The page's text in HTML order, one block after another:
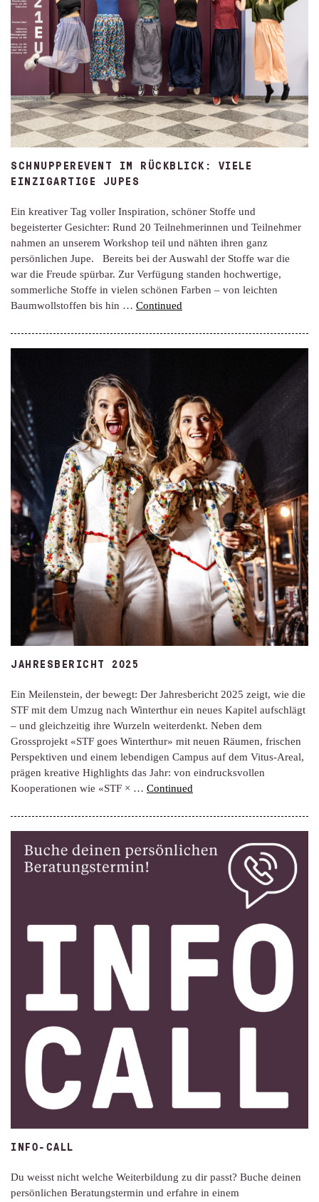
SCHNUPPEREVENT IM RÜCKBLICK: VIELE
EINZIGARTIGE JUPES
Ein kreativer Tag voller Inspiration, schöner Stoffe und
begeisterter Gesichter: Rund 20 Teilnehmerinnen und Teilnehmer
nahmen an unserem Workshop teil und nähten ihren ganz
persönlichen Jupe. Bereits bei der Auswahl der Stoffe war die
war die Freude spürbar. Zur Verfügung standen hochwertige,
sommerliche Stoffe in vielen schönen Farben – von leichten
Baumwollstoffen bis hin … Continued
JAHRESBERICHT 2025
Ein Meilenstein, der bewegt: Der Jahresbericht 2025 zeigt, wie die
STF mit dem Umzug nach Winterthur ein neues Kapitel aufschlägt
– und gleichzeitig ihre Wurzeln weiterdenkt. Neben dem
Grossprojekt «STF goes Winterthur» mit neuen Räumen, frischen
Perspektiven und einem lebendigen Campus auf dem Vitus-Areal,
prägen kreative Highlights das Jahr: von eindrucksvollen
Kooperationen wie «STF × … Continued
INFO-CALL
Du weisst nicht welche Weiterbildung zu dir passt? Buche deinen
persönlichen Beratungstermin und erfahre in einem